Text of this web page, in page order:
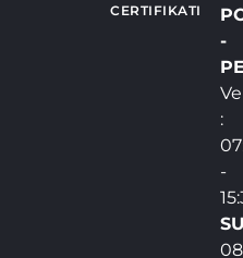
CERTIFIKATI
-
:
-